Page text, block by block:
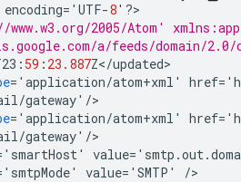
encoding= ' UTF-8' ?>
www.w3.org/2005/Atom'
a/feeds/domain/2.0/
: 59 : 23.887Z</updated>
= ' application/atom+xml ' href= '
/gateway' />
= ' application/atom+xml ' href= '
/gateway' />
' smartHost' value= ' smtp .out.
' smtpMode' value= ' SMTP ' />